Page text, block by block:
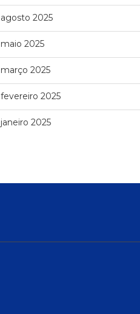
agosto 2025
maio 2025
março 2025
fevereiro 2025
janeiro 2025